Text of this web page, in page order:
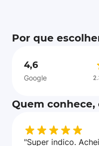
Por que
4,6
Google
Quem conhece,
"Super indico.